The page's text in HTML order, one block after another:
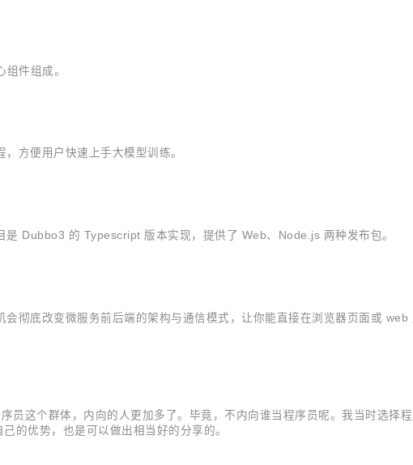
件组成。
方便用户快速上手大模型训练。
Dubbo3 的 Typescript 版本实现，提供了 Web、Node.js 两种发布包。
彻底改变微服务前后端的架构与通信模式，让你能直接在浏览器页面或
这个群体，内向的人更加多了。毕竟，不内向谁当程序员呢。我当时选择
的优势，也是可以做出相当好的分享的。